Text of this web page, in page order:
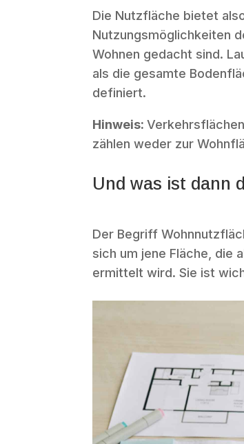
Die Nutzfläche bietet
Nutzungsmöglichkeiten
Wohnen gedacht sind.
als die gesamte
definiert.
Hinweis:
zählen weder zur
Und was ist dann
Der Begriff
sich um jene Fläche, die
ermittelt wird. Sie ist